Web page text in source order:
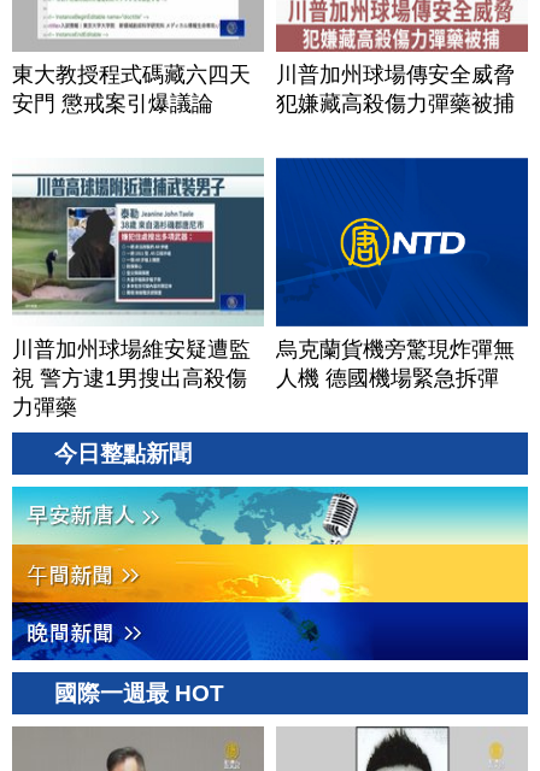
東大教授程式碼藏六四天
安門 懲戒案引爆議論
川普加州球場傳安全威脅
犯嫌藏高殺傷力彈藥被捕
川普加州球場維安疑遭監
視 警方逮1男搜出高殺傷
力彈藥
烏克蘭貨機旁驚現炸彈無
人機 德國機場緊急拆彈
今日整點新聞
國際一週最 HOT